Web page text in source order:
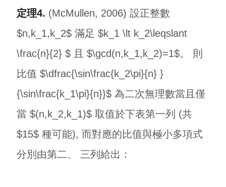
定理4. (McMullen, 2006) 設正整數
$n,k_1,k_2$ 滿足 $k_1 \lt k_2\leqslant
\frac{n}{2} $ 且 $\gcd(n,k_1,k_2)=1$。 則
比值 $\dfrac{\sin\frac{k_2\pi}{n} }
{\sin\frac{k_1\pi}{n}}$ 為二次無理數當且僅
當 $(n,k_2,k_1)$ 取值於下表第一列 (共
$15$ 種可能), 而對應的比值與極小多項式
分別由第二、 三列給出：